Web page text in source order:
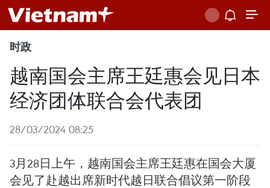
时政
越南国会主席王廷惠会见日本
经济团体联合会代表团
28/03/2024 08:25
3月28日上午，越南国会主席王廷惠在国会大厦
会见了赴越出席新时代越日联合倡议第一阶段